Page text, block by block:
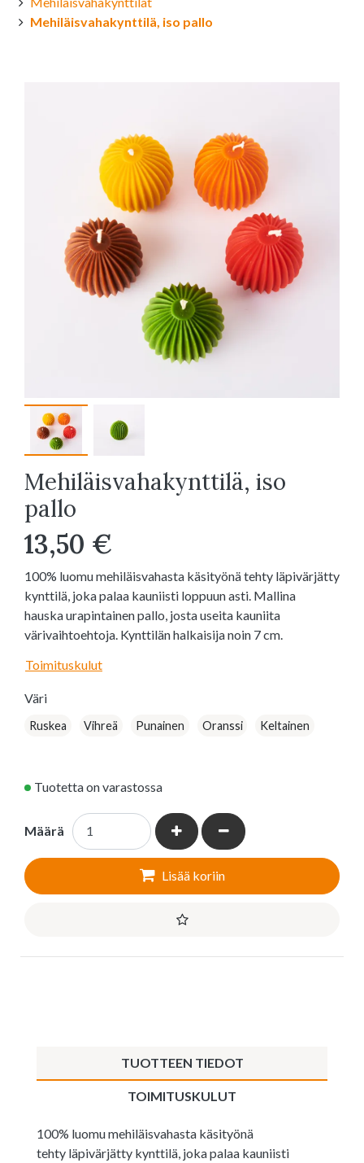
Mehiläisvahakynttilä, iso pallo
Mehiläisvahakynttilä, iso
pallo
13,50 €
100% luomu mehiläisvahasta käsityönä tehty läpivärjätty
kynttilä, joka palaa kauniisti loppuun asti. Mallina
hauska urapintainen pallo, josta useita kauniita
värivaihtoehtoja. Kynttilän halkaisija noin 7 cm.
Toimituskulut
Väri
Ruskea Vihreä Punainen Oranssi Keltainen
Tuotetta on varastossa
Määrä Kasvata määrääVähennä määrää
Lisää koriin
TUOTTEEN TIEDOT
TOIMITUSKULUT
100% luomu mehiläisvahasta käsityönä
tehty läpivärjätty kynttilä, joka palaa kauniisti